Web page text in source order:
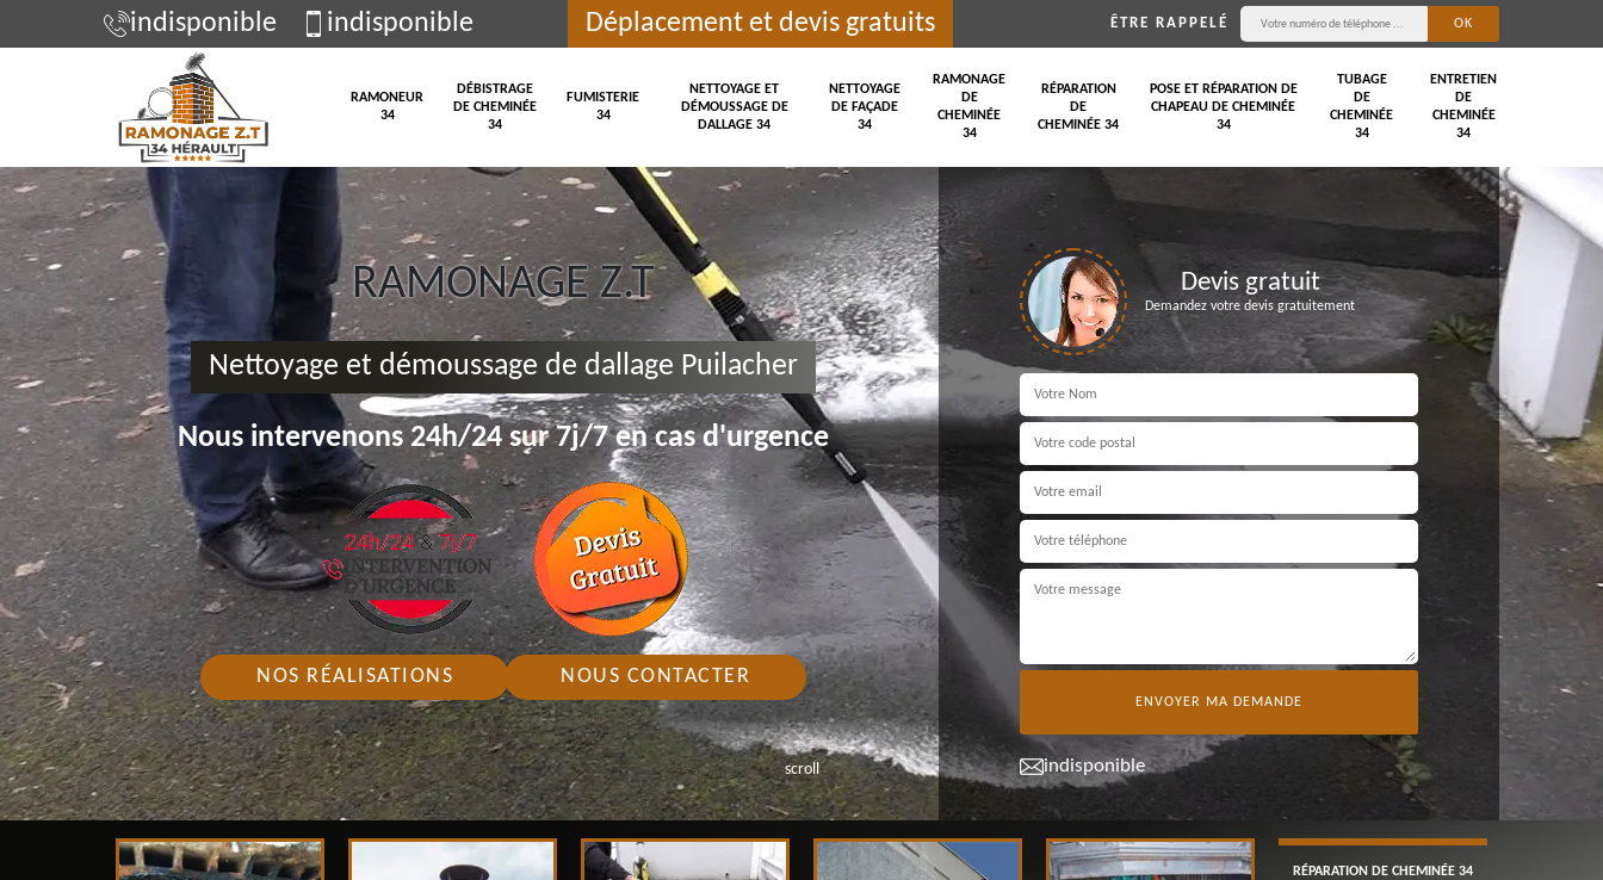
indisponible indisponible Déplacement et devis gratuits ÊTRE RAPPELÉ
RAMONEUR
34
DÉBISTRAGE
DE CHEMINÉE
34
FUMISTERIE
34
NETTOYAGE ET
DÉMOUSSAGE DE
DALLAGE 34
NETTOYAGE
DE FAÇADE
34
RAMONAGE
DE
CHEMINÉE
34
RÉPARATION
DE
CHEMINÉE 34
POSE ET RÉPARATION DE
CHAPEAU DE CHEMINÉE
34
TUBAGE
DE
CHEMINÉE
34
ENTRETIEN
DE
CHEMINÉE
34
scroll
RAMONAGE Z.T
Nettoyage et démoussage de dallage Puilacher
Nous intervenons 24h/24 sur 7j/7 en cas d'urgence
NOS RÉALISATIONS NOUS CONTACTER
Devis gratuit
Demandez votre devis gratuitement
indisponible
RÉPARATION DE CHEMINÉE 34